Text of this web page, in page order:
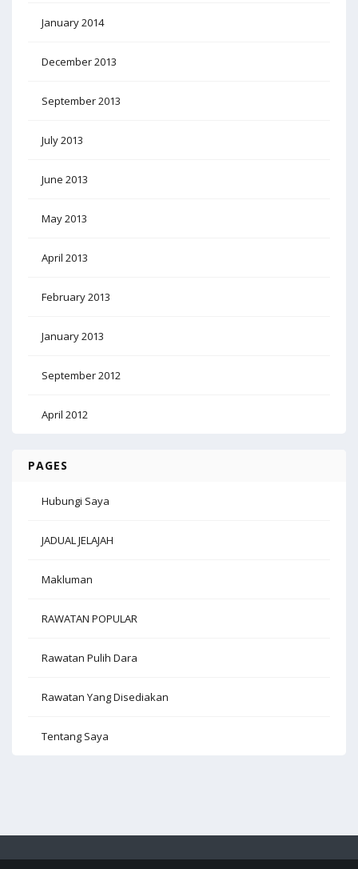
January 2014
December 2013
September 2013
July 2013
June 2013
May 2013
April 2013
February 2013
January 2013
September 2012
April 2012
PAGES
Hubungi Saya
JADUAL JELAJAH
Makluman
RAWATAN POPULAR
Rawatan Pulih Dara
Rawatan Yang Disediakan
Tentang Saya